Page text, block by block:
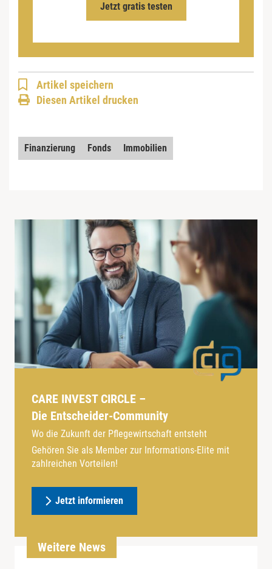
Jetzt gratis testen
Artikel speichern
Diesen Artikel drucken
Finanzierung Fonds Immobilien
CARE INVEST CIRCLE –
Die Entscheider-Community
Wo die Zukunft der Pflegewirtschaft entsteht
Gehören Sie als Member zur Informations-Elite mit
zahlreichen Vorteilen!
Jetzt informieren
Weitere News